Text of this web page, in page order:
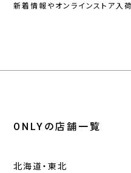
新着情報やオンラインストア入
ONLYの店舗一覧
北海道・東北